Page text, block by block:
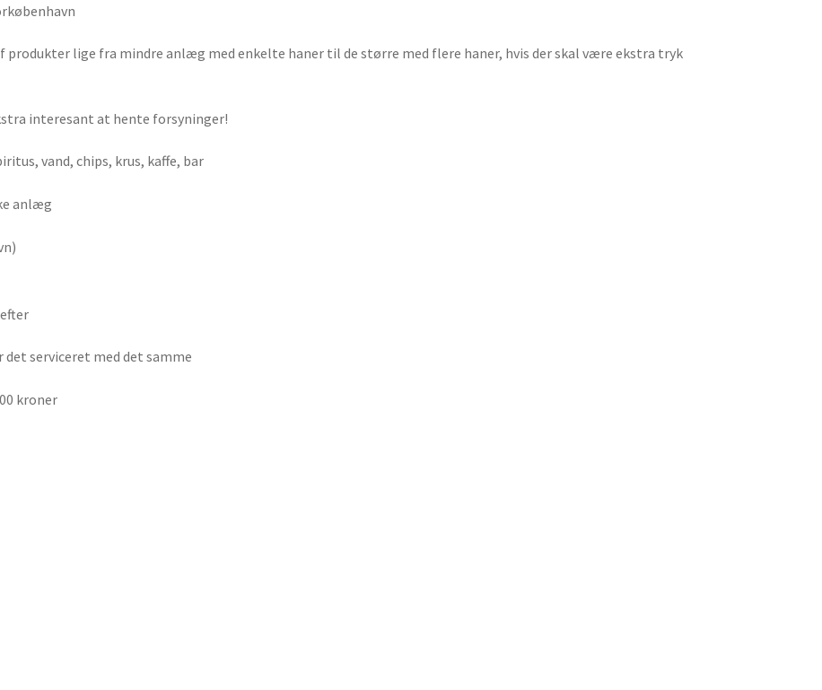
produkter lige fra mindre anlæg med enkelte haner til de større med flere haner, hvis der skal være ekstra tryk
interesant at hente forsyninger!
vand, chips, krus, kaffe, bar
anlæg
serviceret med det samme
kroner